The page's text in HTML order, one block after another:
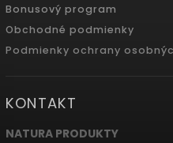
Bonusový program
Obchodné podmienky
Podmienky ochrany
KONTAKT
NATURA PRODUKTY